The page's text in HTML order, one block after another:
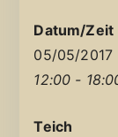
Datum/Zeit
05/05/2017
12:00 -
Teich